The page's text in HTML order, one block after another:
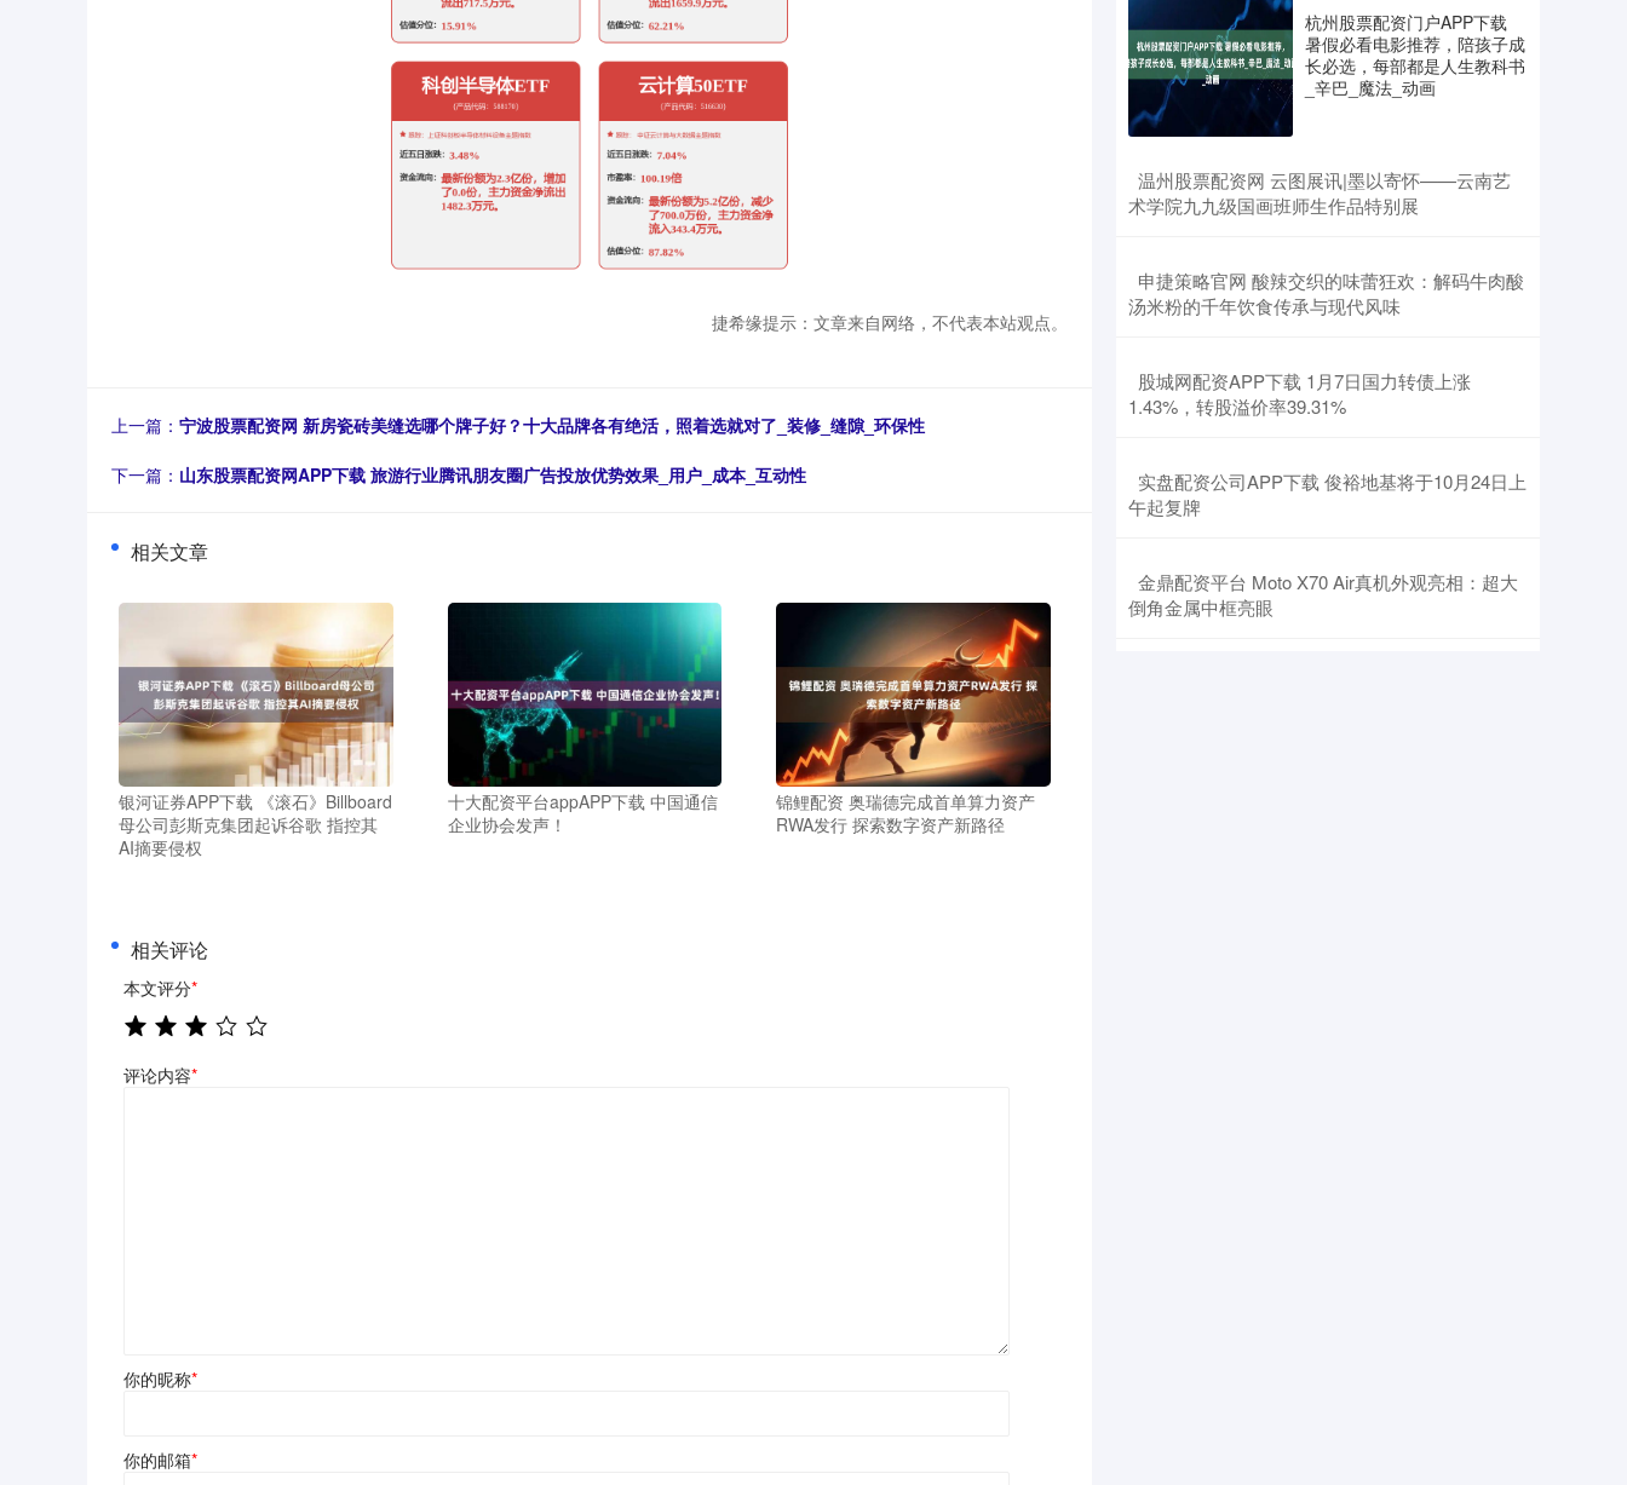
捷希缘提示：文章来自网络，不代表本站观点。
上一篇： 宁波股票配资网 新房瓷砖美缝选哪个牌子好？十大品牌各有绝活，照着选就对了_装修_缝隙_环保性
下一篇： 山东股票配资网APP下载 旅游行业腾讯朋友圈广告投放优势效果_用户_成本_互动性
相关文章
银河证券APP下载 《滚石》Billboard
母公司彭斯克集团起诉谷歌 指控其
AI摘要侵权
十大配资平台appAPP下载 中国通信
企业协会发声！
锦鲤配资 奥瑞德完成首单算力资产
RWA发行 探索数字资产新路径
相关评论
本文评分*
评论内容*
你的昵称*
你的邮箱*
杭州股票配资门户APP下载
暑假必看电影推荐，陪孩子成
长必选，每部都是人生教科书
_辛巴_魔法_动画
​温州股票配资网 云图展讯|墨以寄怀——云南艺
术学院九九级国画班师生作品特别展
​申捷策略官网 酸辣交织的味蕾狂欢：解码牛肉酸
汤米粉的千年饮食传承与现代风味
​股城网配资APP下载 1月7日国力转债上涨
1.43%，转股溢价率39.31%
​实盘配资公司APP下载 俊裕地基将于10月24日上
午起复牌
​金鼎配资平台 Moto X70 Air真机外观亮相：超大
倒角金属中框亮眼